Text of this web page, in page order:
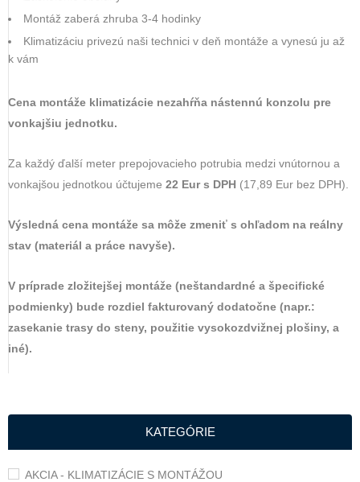
KATEGÓRIE
AKCIA - KLIMATIZÁCIE S MONTÁŽOU
Montáž zaberá zhruba 3-4 hodinky
Klimatizáciu privezú naši technici v deň montáže a vynesú ju až
k vám
Cena montáže klimatizácie nezahŕňa nástennú konzolu pre
vonkajšiu jednotku.
Za každý ďalší meter prepojovacieho potrubia medzi vnútornou a
vonkajšou jednotkou účtujeme 22 Eur s DPH (17,89 Eur bez DPH).
Výsledná cena montáže sa môže zmeniť s ohľadom na reálny
stav (materiál a práce navyše).
V príprade zložitejšej montáže (neštandardné a špecifické
podmienky) bude rozdiel fakturovaný dodatočne (napr.:
zasekanie trasy do steny, použitie vysokozdvižnej plošiny, a
iné).